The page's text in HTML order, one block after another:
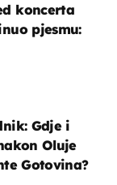
koncerta
pjesmu:
Gdje i
Oluje
Gotovina?